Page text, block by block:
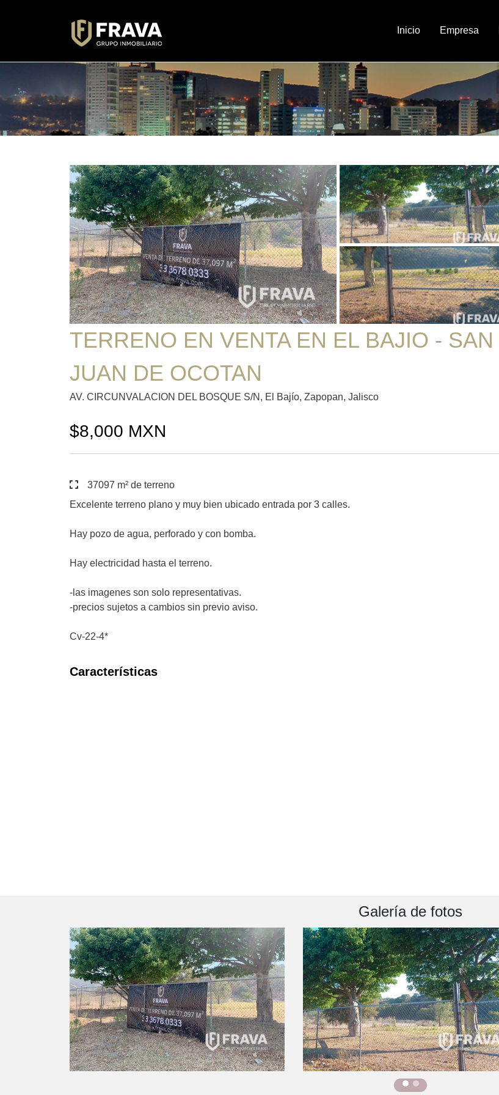
Inicio Empresa
TERRENO EN VENTA EN EL BAJIO - SAN
JUAN DE OCOTAN
AV. CIRCUNVALACION DEL BOSQUE S/N, El Bajío, Zapopan, Jalisco
$8,000 MXN
37097 m² de terreno
Excelente terreno plano y muy bien ubicado entrada por 3 calles.
Hay pozo de agua, perforado y con bomba.
Hay electricidad hasta el terreno.
-las imagenes son solo representativas.
-precios sujetos a cambios sin previo aviso.
Cv-22-4*
Características
Galería de fotos